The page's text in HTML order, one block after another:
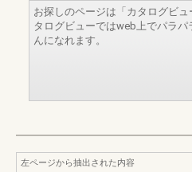
お探しのページは「カタログビ
タログビューではweb上でパラ
んになれます。
左ページから抽出された内容